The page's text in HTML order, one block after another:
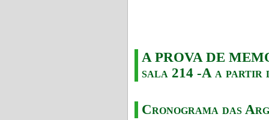
A PROVA DE
sala 214 -A a partir
Cronograma das